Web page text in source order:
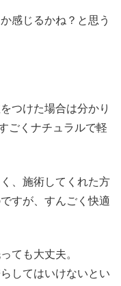
感じるかね？と思う
つけた場合は分かり
ごくナチュラルで軽
、施術してくれた方
すが、すんごく快適
ても大丈夫。
してはいけないとい